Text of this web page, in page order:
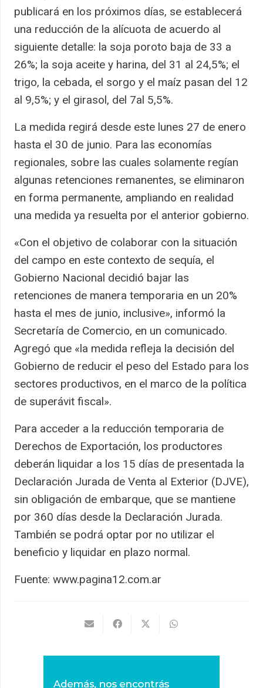
publicará en los próximos días, se establecerá
una reducción de la alícuota de acuerdo al
siguiente detalle: la soja poroto baja de 33 a
26%; la soja aceite y harina, del 31 al 24,5%; el
trigo, la cebada, el sorgo y el maíz pasan del 12
al 9,5%; y el girasol, del 7al 5,5%.
La medida regirá desde este lunes 27 de enero
hasta el 30 de junio. Para las economías
regionales, sobre las cuales solamente regían
algunas retenciones remanentes, se eliminaron
en forma permanente, ampliando en realidad
una medida ya resuelta por el anterior gobierno.
«Con el objetivo de colaborar con la situación
del campo en este contexto de sequía, el
Gobierno Nacional decidió bajar las
retenciones de manera temporaria en un 20%
hasta el mes de junio, inclusive», informó la
Secretaría de Comercio, en un comunicado.
Agregó que «la medida refleja la decisión del
Gobierno de reducir el peso del Estado para los
sectores productivos, en el marco de la política
de superávit fiscal».
Para acceder a la reducción temporaria de
Derechos de Exportación, los productores
deberán liquidar a los 15 días de presentada la
Declaración Jurada de Venta al Exterior (DJVE),
sin obligación de embarque, que se mantiene
por 360 días desde la Declaración Jurada.
También se podrá optar por no utilizar el
beneficio y liquidar en plazo normal.
Fuente: www.pagina12.com.ar